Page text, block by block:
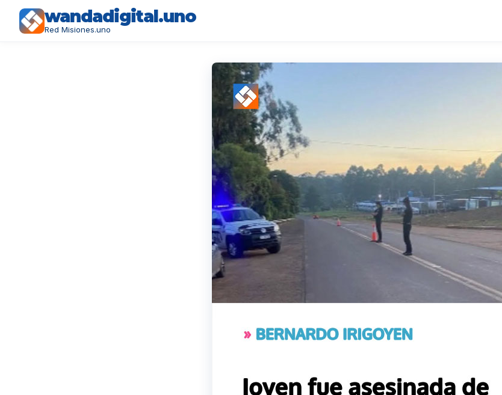
wandadigital.uno
Red Misiones.uno